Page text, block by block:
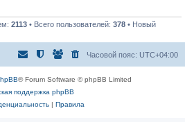
2113 • Всего пользователей: 378 • Новый
Часовой пояс: UTC+04:00
® Forum Software © phpBB Limited
поддержка phpBB
| Правила